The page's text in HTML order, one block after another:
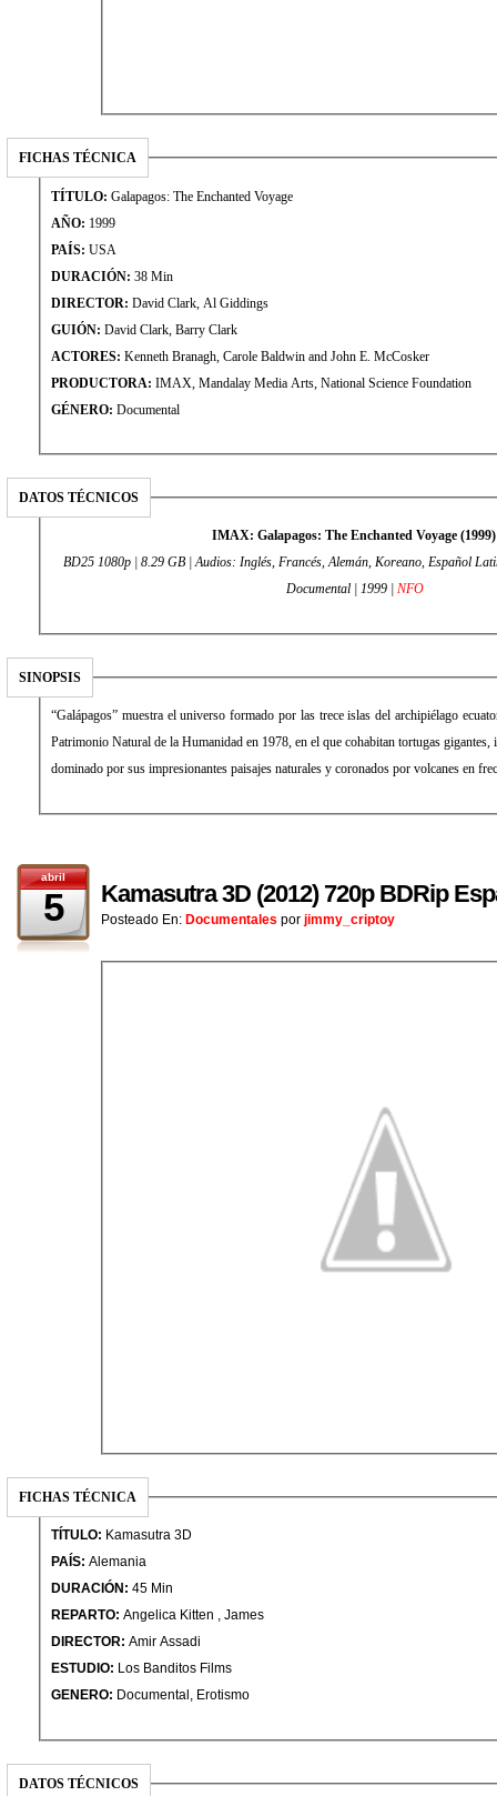
FICHAS TÉCNICA
TÍTULO: Galapagos: The Enchanted Voyage
AÑO: 1999
PAÍS: USA
DURACIÓN: 38 Min
DIRECTOR: David Clark, Al Giddings
GUIÓN: David Clark, Barry Clark
ACTORES: Kenneth Branagh, Carole Baldwin and John E. McCosker
PRODUCTORA: IMAX, Mandalay Media Arts, National Science Foundation
GÉNERO: Documental
DATOS TÉCNICOS
IMAX: Galapagos: The Enchanted Voyage
BD25 1080p | 8.29 GB | Audios: Inglés, Francés, Alemán, Koreano, Español
Documental | 1999 | NFO
SINOPSIS
“Galápagos” muestra el universo formado por las trece islas del archipiélago
Patrimonio Natural de la Humanidad en 1978, en el que cohabitan tortugas
dominado por sus impresionantes paisajes naturales y coronados por volcanes en
abril
5 Kamasutra 3D (2012) 720p BDRip
Posteado En: Documentales por jimmy_criptoy
FICHAS TÉCNICA
TÍTULO: Kamasutra 3D
PAÍS: Alemania
DURACIÓN: 45 Min
REPARTO: Angelica Kitten , James
DIRECTOR: Amir Assadi
ESTUDIO: Los Banditos Films
GENERO: Documental, Erotismo
DATOS TÉCNICOS